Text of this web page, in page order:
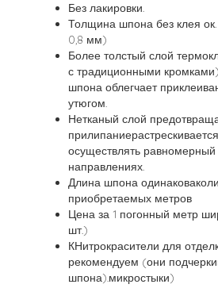
Без лакировки.
Толщина шпона без клея
0,8 мм)
Более толстый слой
с традиционными
шпона облегчает
утюгом.
Нетканый слой
осуществлять равномерный
направлениях.
Длина шпона
приобретаемых метров
Цена за 1 погонный метр
шт.)
КНитрокрасители для
рекомендуем (они
шпона).микростыки)